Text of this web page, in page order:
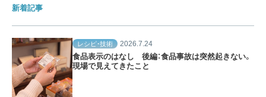
新着記事
レシピ・技術 2026.7.24
食品表示のはなし 後編：食品事故は突然起きない。
現場で見えてきたこと